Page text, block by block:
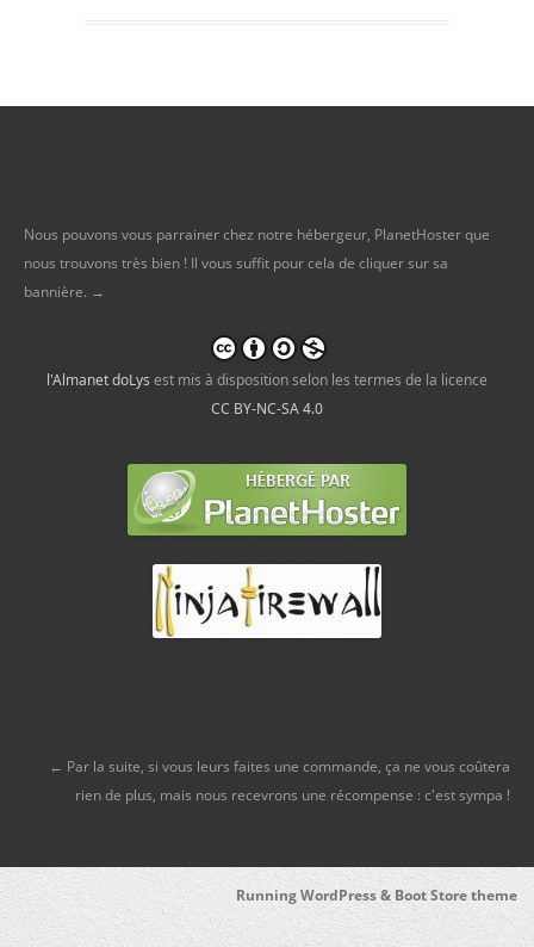
Nous pouvons vous parrainer chez notre hébergeur, PlanetHoster que
nous trouvons très bien ! Il vous suffit pour cela de cliquer sur sa
bannière. →
l'Almanet doLys est mis à disposition selon les termes de la licence
CC BY-NC-SA 4.0
← Par la suite, si vous leurs faites une commande, ça ne vous coûtera
rien de plus, mais nous recevrons une récompense : c'est sympa !
Running WordPress & Boot Store theme